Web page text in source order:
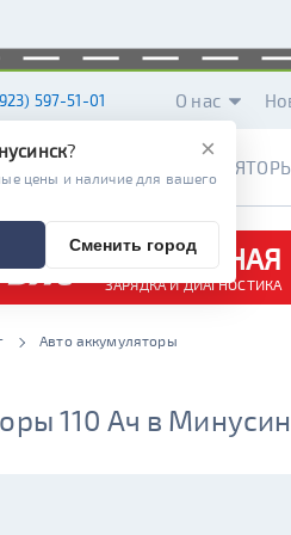
597-51-01 О нас
БЕСПЛАТНАЯ
ЗАРЯДКА И ДИАГНОСТИКА
Авто аккумуляторы
110 Ач в
×
?
цены и наличие для вашего
Сменить город